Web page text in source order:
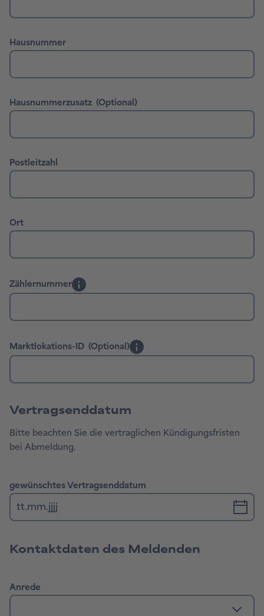
Vertragsenddatum
Bitte beachten Sie die vertraglichen Kündigungsfristen
bei Abmeldung.
Kontaktdaten des Meldenden